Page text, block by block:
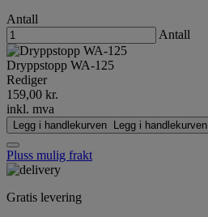
Antall
Antall
Dryppstopp WA-125
Rediger
159,00 kr.
inkl. mva
Legg i handlekurven Legg i handlekurven
Pluss mulig frakt
Gratis levering